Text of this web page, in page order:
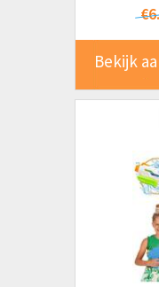
Bekijk